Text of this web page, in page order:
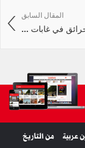
المقال السابق
في غابات ...
عربية
من التاريخ